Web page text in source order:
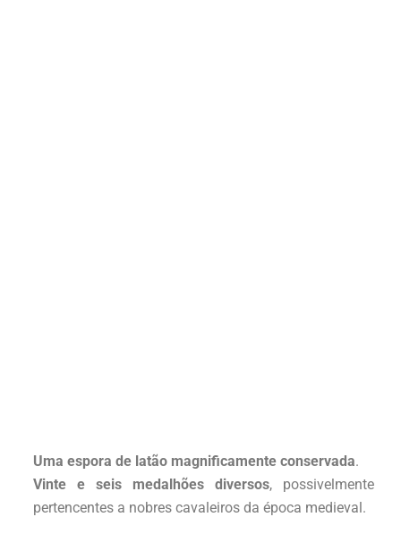
Uma espora de latão magnificamente conservada.
Vinte e seis medalhões diversos, possivelmente
pertencentes a nobres cavaleiros da época medieval.